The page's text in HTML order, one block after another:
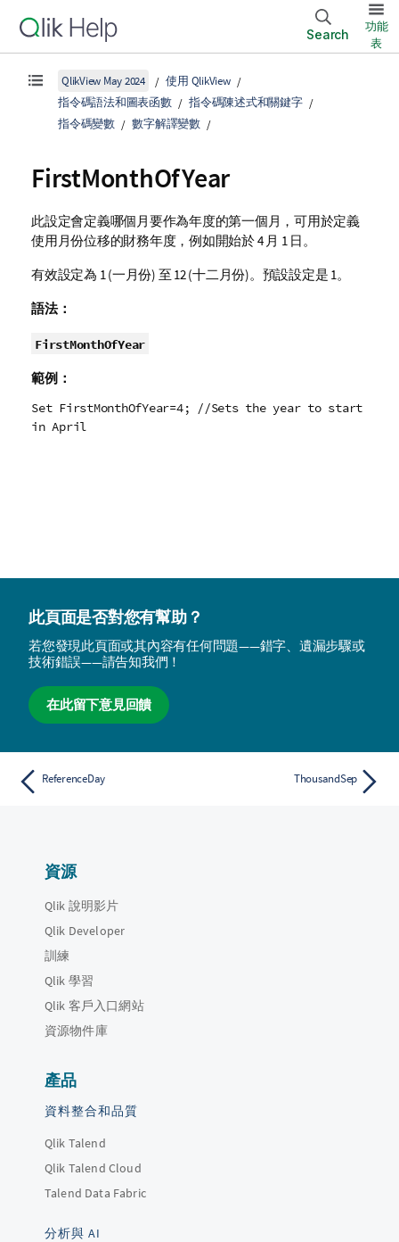
Search
功能
表
QlikView May 2024
使用 QlikView
指令碼語法和圖表函數
指令碼陳述式和關鍵字
指令碼變數
數字解譯變數
FirstMonthOfYear
此設定會定義哪個月要作為年度的第一個月，可用於定義
使用月份位移的財務年度，例如開始於 4 月 1 日。
有效設定為 1 (一月份) 至 12 (十二月份)。預設設定是 1。
語法：
FirstMonthOfYear
範例：
Set FirstMonthOfYear=4; //Sets the year to start
in April
此頁面是否對您有幫助？
若您發現此頁面或其內容有任何問題——錯字、遺漏步驟或
技術錯誤——請告知我們！
在此留下意見回饋
ReferenceDay ThousandSep
資源
Qlik 說明影片
Qlik Developer
訓練
Qlik 學習
Qlik 客戶入口網站
資源物件庫
產品
資料整合和品質
Qlik Talend
Qlik Talend Cloud
Talend Data Fabric
分析與 AI